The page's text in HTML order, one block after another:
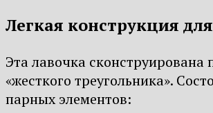
Легкая конструкция
Эта лавочка сконструирована
«жесткого треугольника».
парных элементов: